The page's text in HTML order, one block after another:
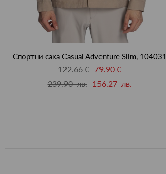
Спортни сака Casual Adventure Slim, 104031
122.66 € 79.90 €
239.90 лв.
156.27 лв.